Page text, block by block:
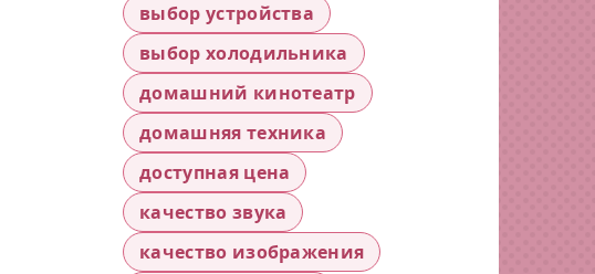
выбор устройства
выбор холодильника
домашний кинотеатр
домашняя техника
доступная цена
качество звука
качество изображения